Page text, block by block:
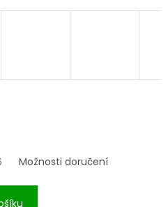
Možnosti doručení